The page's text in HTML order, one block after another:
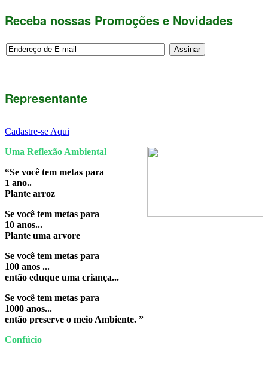
Receba nossas Promoções e Novidades
Representante
Cadastre-se Aqui
Uma Reflexão Ambiental
“Se você tem metas para
1 ano..
Plante arroz
Se você tem metas para
10 anos...
Plante uma arvore
Se você tem metas para
100 anos ...
então eduque uma criança...
Se você tem metas para
1000 anos...
então preserve o meio Ambiente. ”
Confúcio